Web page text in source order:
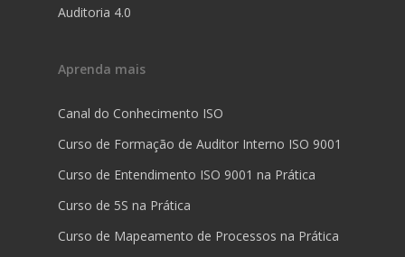
Auditoria 4.0
Aprenda mais
Canal do Conhecimento ISO
Curso de Formação de Auditor Interno ISO 9001
Curso de Entendimento ISO 9001 na Prática
Curso de 5S na Prática
Curso de Mapeamento de Processos na Prática